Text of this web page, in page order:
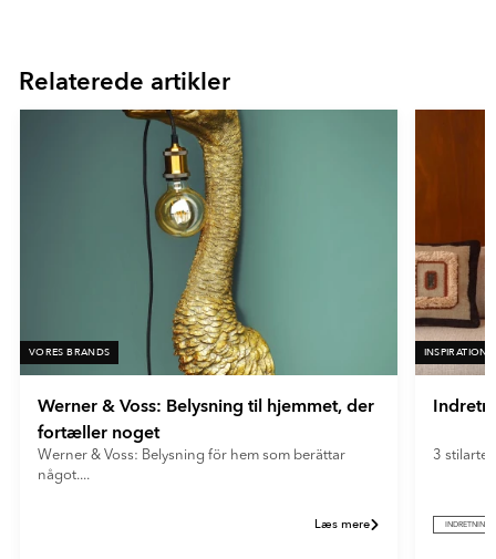
16
Relaterede artikler
VORES BRANDS
Werner & Voss: Belysning til hjemmet, der
fortæller noget
Werner & Voss: Belysning för hem som berättar
något....
Læs mere
INSPIRATION
3
INDRETNING